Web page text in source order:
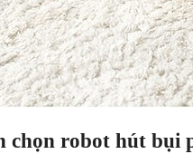
chọn robot hút bụi